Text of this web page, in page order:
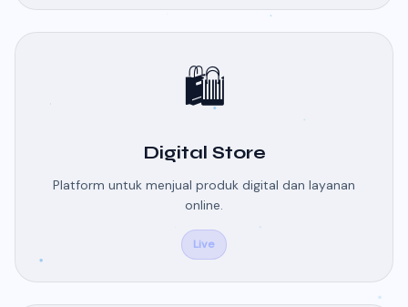
🛍️
Digital Store
Platform untuk menjual produk digital dan layanan
online.
Live